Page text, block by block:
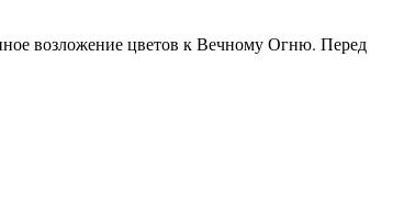
возложение цветов к Вечному Огню. Перед